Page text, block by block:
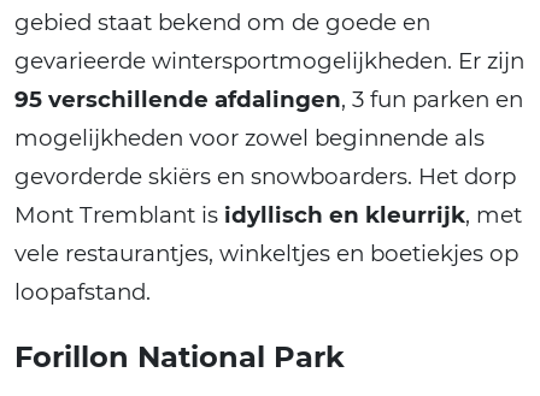
gebied staat bekend om de goede en
gevarieerde wintersportmogelijkheden. Er zijn
95 verschillende afdalingen, 3 fun parken en
mogelijkheden voor zowel beginnende als
gevorderde skiërs en snowboarders. Het dorp
Mont Tremblant is idyllisch en kleurrijk, met
vele restaurantjes, winkeltjes en boetiekjes op
loopafstand.
Forillon National Park